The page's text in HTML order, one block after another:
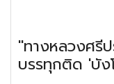
"ทางหลวงศรี
บรรทุกติด 'บัง